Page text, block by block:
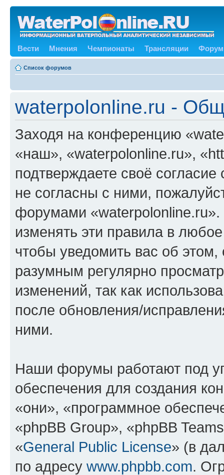
Вести Мнения Чемпионаты Трансляции Форум
Список форумов
waterpolonline.ru -
Заходя на конференцию
«наш», «waterpolonline.ru»,
подтверждаете своё
не согласны с ними,
форумами
изменять эти правила в
чтобы уведомить вас об
разумным регулярно
изменений, так как
после обновления/
ними.
Наши форумы работают под
обеспечения для создания
«они», «программное
«phpBB Group», «phpBB
«General Public License» (в
по адресу www.phpbb.com.